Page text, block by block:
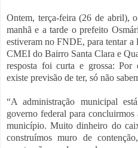
Ontem, terça-feira (26 de abril),
manhã e a tarde o prefeito
estiveram no FNDE, para tentar a
CMEI do Bairro Santa Clara e
resposta foi curta e grossa: Por
existe previsão de ter, só não
“A administração municipal
governo federal para
município. Muito dinheiro do
construímos muro de